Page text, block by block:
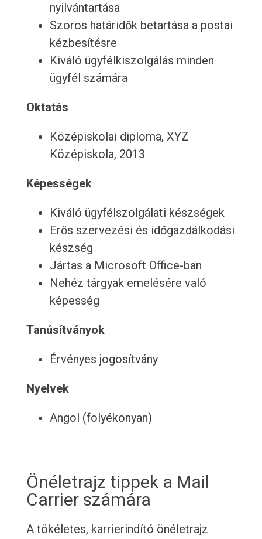
nyilvántartása
Szoros határidők betartása a postai
kézbesítésre
Kiváló ügyfélkiszolgálás minden
ügyfél számára
Oktatás
Középiskolai diploma, XYZ
Középiskola, 2013
Képességek
Kiváló ügyfélszolgálati készségek
Erős szervezési és időgazdálkodási
készség
Jártas a Microsoft Office-ban
Nehéz tárgyak emelésére való
képesség
Tanúsítványok
Érvényes jogosítvány
Nyelvek
Angol (folyékonyan)
Önéletrajz tippek a Mail
Carrier számára
A tökéletes, karrierindító önéletrajz